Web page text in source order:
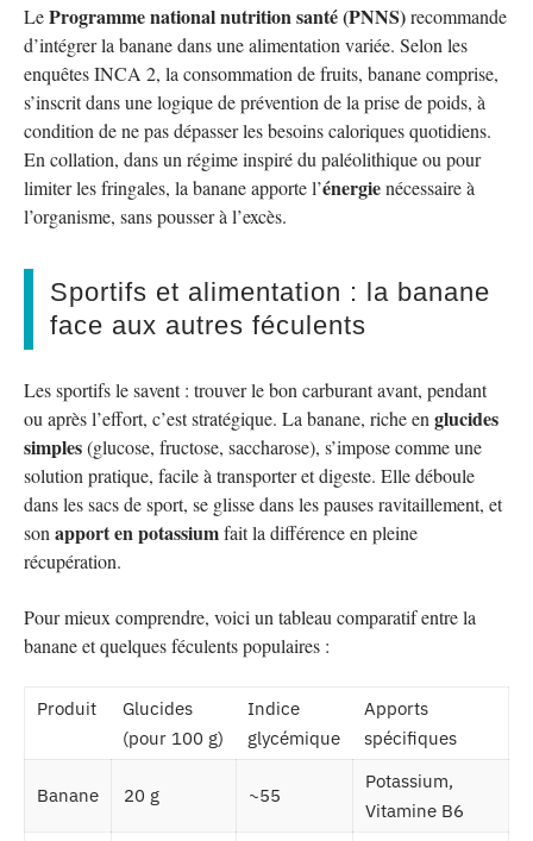
LeProgramme national nutrition santé (PNNS)recommande
d’intégrer la banane dans une alimentation variée. Selon les
enquêtes INCA 2, la consommation de fruits, banane comprise,
s’inscrit dans une logique de prévention de la prise de poids, à
condition de ne pas dépasser les besoins caloriques quotidiens.
En collation, dans un régime inspiré du paléolithique ou pour
limiter les fringales, la banane apporte l’énergienécessaire à
l’organisme, sans pousser à l’excès.
Sportifs et alimentation : la banane
face aux autres féculents
Les sportifs le savent : trouver le bon carburant avant, pendant
ou après l’effort, c’est stratégique. La banane, riche en glucides
simples(glucose, fructose, saccharose), s’impose comme une
solution pratique, facile à transporter et digeste. Elle déboule
dans les sacs de sport, se glisse dans les pauses ravitaillement, et
son apport en potassiumfait la différence en pleine
récupération.
Pour mieux comprendre, voici un tableau comparatif entre la
banane et quelques féculents populaires :
Produit
Glucides
(pour 100 g)
Indice
glycémique
Apports
spécifiques
Banane 20 g ~55
Potassium,
Vitamine B6